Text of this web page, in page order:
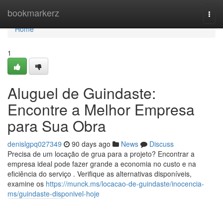
bookmarkerz
Home
Home
1
Aluguel de Guindaste:
Encontre a Melhor Empresa
para Sua Obra
denislgpq027349 90 days ago News
Discuss
Precisa de um locação de grua para a projeto? Encontrar a
empresa ideal pode fazer grande a economia no custo e na
eficiência do serviço . Verifique as alternativas disponíveis,
examine os https://munck.ms/locacao-de-guindaste/inocencia-
ms/guindaste-disponivel-hoje